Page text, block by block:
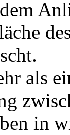
als
in